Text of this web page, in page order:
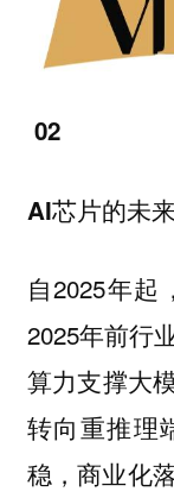
02
AI芯片的未
自2025年起
2025年前行
算力支撑大
转向重推理
稳，商业化